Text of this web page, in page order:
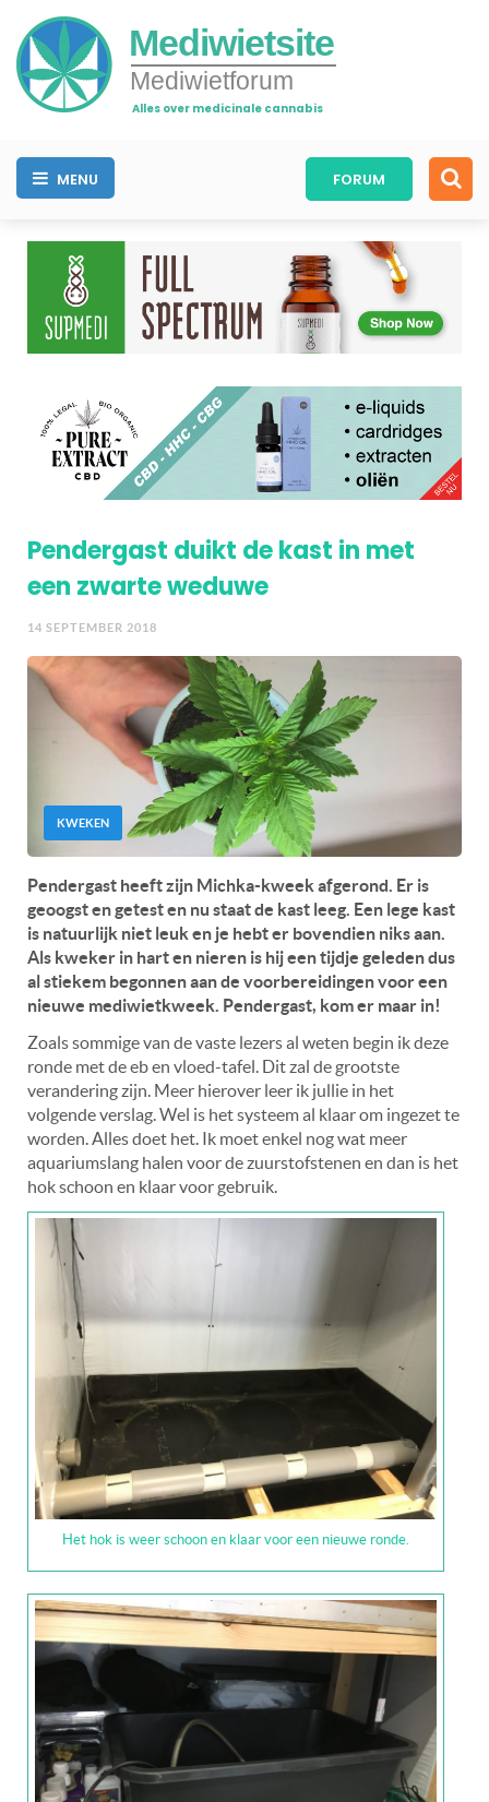
Mediwietsite
Mediwietforum
Alles over medicinale cannabis
MENU FORUM
Pendergast duikt de kast in met
een zwarte weduwe
14 SEPTEMBER 2018
KWEKEN
Pendergast heeft zijn Michka-kweek afgerond. Er is
geoogst en getest en nu staat de kast leeg. Een lege kast
is natuurlijk niet leuk en je hebt er bovendien niks aan.
Als kweker in hart en nieren is hij een tijdje geleden dus
al stiekem begonnen aan de voorbereidingen voor een
nieuwe mediwietkweek. Pendergast, kom er maar in!
Zoals sommige van de vaste lezers al weten begin ik deze
ronde met de eb en vloed-tafel. Dit zal de grootste
verandering zijn. Meer hierover leer ik jullie in het
volgende verslag. Wel is het systeem al klaar om ingezet te
worden. Alles doet het. Ik moet enkel nog wat meer
aquariumslang halen voor de zuurstofstenen en dan is het
hok schoon en klaar voor gebruik.
Het hok is weer schoon en klaar voor een nieuwe ronde.